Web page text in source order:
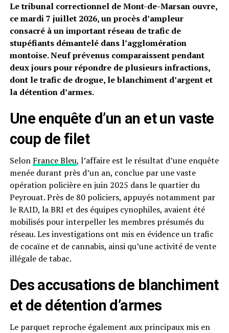
Le tribunal correctionnel de Mont-de-Marsan ouvre,
ce mardi 7 juillet 2026, un procès d’ampleur
consacré à un important réseau de trafic de
stupéfiants démantelé dans l’agglomération
montoise. Neuf prévenus comparaissent pendant
deux jours pour répondre de plusieurs infractions,
dont le trafic de drogue, le blanchiment d’argent et
la détention d’armes.
Une enquête d’un an et un vaste
coup de filet
Selon France Bleu, l’affaire est le résultat d’une enquête
menée durant près d’un an, conclue par une vaste
opération policière en juin 2025 dans le quartier du
Peyrouat. Près de 80 policiers, appuyés notamment par
le RAID, la BRI et des équipes cynophiles, avaient été
mobilisés pour interpeller les membres présumés du
réseau. Les investigations ont mis en évidence un trafic
de cocaïne et de cannabis, ainsi qu’une activité de vente
illégale de tabac.
Des accusations de blanchiment
et de détention d’armes
Le parquet reproche également aux principaux mis en